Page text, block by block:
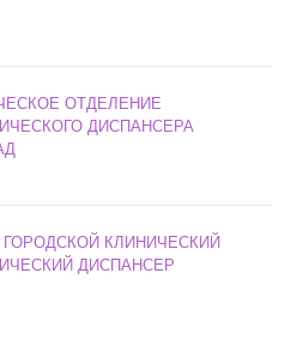
ОТДЕЛЕНИЕ
ДИСПАНСЕРА
ГОРОДСКОЙ КЛИНИЧЕСКИЙ
ДИСПАНСЕР